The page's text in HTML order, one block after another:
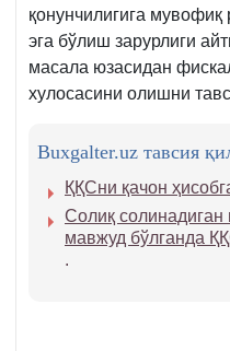
қонунчилигига мувофиқ
эга бўлиш зарурлиги
масала юзасидан
хулосасини олишни
Buxgalter.uz тавсия
ҚҚСни қачон
Солиқ солинадиган
мавжуд бўлганда
.